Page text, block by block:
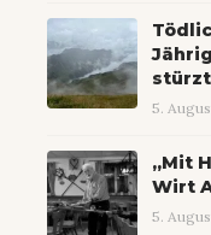
5.
„Mit
Wirt
5.